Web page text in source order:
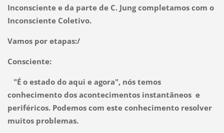
Inconsciente e da parte de C. Jung completamos com o
Inconsciente Coletivo.
Vamos por etapas:/
Consciente:
"É o estado do aqui e agora", nós temos
conhecimento dos acontecimentos instantâneos e
periféricos. Podemos com este conhecimento resolver
muitos problemas.